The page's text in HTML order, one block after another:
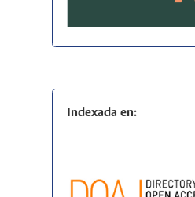
Indexada en: